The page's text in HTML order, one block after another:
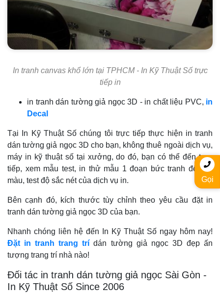
In tranh canvas khổ lớn tại TPHCM - In Kỹ Thuật Số trực
tiếp in
in tranh dán tường giả ngọc 3D - in chất liệu PVC, in
Decal
Tại In Kỹ Thuật Số chúng tôi trực tiếp thực hiện in tranh
dán tường giả ngọc 3D cho bạn, không thuê ngoài dịch vụ,
máy in kỹ thuật số tại xưởng, do đó, bạn có thể đến trực
tiếp, xem mẫu test, in thử mẫu 1 đoạn bức tranh để test
màu, test độ sắc nét của dịch vụ in.
Bên cạnh đó, kích thước tùy chỉnh theo yêu cầu đặt in
tranh dán tường giả ngọc 3D của bạn.
Nhanh chóng liên hệ đến In Kỹ Thuật Số ngay hôm nay!
Đặt in tranh trang trí dán tường giả ngọc 3D đẹp ấn
tượng trang trí nhà nào!
Đối tác in tranh dán tường giả ngọc Sài Gòn -
In Kỹ Thuật Số Since 2006
Gọi